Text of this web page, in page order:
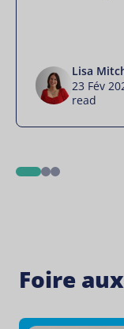
Lisa
23 Fév
read
12
Foire